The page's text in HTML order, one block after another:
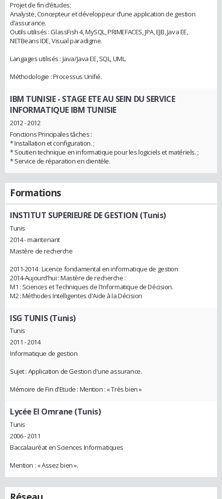
Projet de fin d’études;
Analyste, Concepteur et développeur d’une application de gestion
d’assurance.
Outils utilisés : GlassFish 4, MySQL, PRIMEFACES, JPA, EJB, Java EE,
NETBeans IDE, Visual paradigme.
Langages utilisés : Java/Java EE, SQL, UML.
Méthodologie : Processus Unifié.
IBM TUNISIE- STAGE ETE AU SEIN DU SERVICE
INFORMATIQUE IBM TUNISIE
2012 - 2012
Fonctions Principales tâches :
* Installation et configuration. ;
* Soutien technique en informatique pour les logiciels et matériels. ;
* Service de réparation en clientèle.
Formations
INSTITUT SUPERIEURE DE GESTION (Tunis)
Tunis
2014 - maintenant
Mastère de recherche
2011-2014 : Licence fondamental en informatique de gestion
2014-Aujourd’hui : Mastère de recherche :
M1 : Sciences et Techniques de l'Informatique de Décision.
M2 : Méthodes Intelligentes d'Aide à la Décision
ISG TUNIS (Tunis)
Tunis
2011 - 2014
Informatique de gestion
Sujet : Application de Gestion d'une assurance.
Mémoire de Fin d'Etude : Mention : « Très bien »
Lycée El Omrane (Tunis)
Tunis
2006 - 2011
Baccalauréat en Sciences Informatiques
Mention : « Assez bien ».